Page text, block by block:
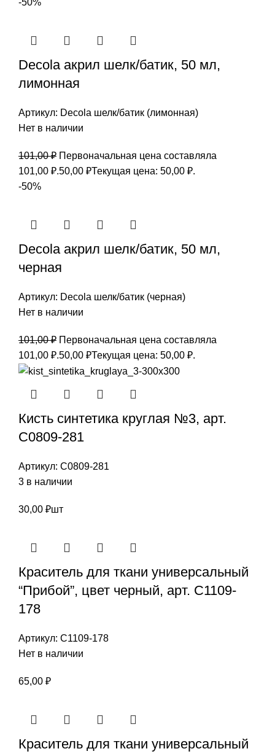
Decola акрил шелк/батик, 50 мл,
лимонная
Артикул: Decola шелк/батик (лимонная)
Нет в наличии
101,00₽ Первоначальная цена составляла
101,00 ₽.50,00 ₽Текущая цена: 50,00 ₽.
-50%
Decola акрил шелк/батик, 50 мл,
черная
Артикул: Decola шелк/батик (черная)
Нет в наличии
101,00₽ Первоначальная цена составляла
101,00 ₽.50,00 ₽Текущая цена: 50,00 ₽.
Кисть синтетика круглая №3, арт.
С0809-281
Артикул: С0809-281
3 в наличии
30,00 ₽шт
Краситель для ткани универсальный
“Прибой”, цвет черный, арт. С1109-
178
Артикул: С1109-178
Нет в наличии
65,00 ₽
Краситель для ткани универсальный